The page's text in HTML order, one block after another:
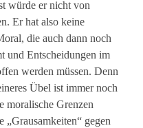
würde er nicht von
Er hat also keine
die auch dann noch
und Entscheidungen im
werden müssen. Denn
Übel ist immer noch
moralische Grenzen
„Grausamkeiten“ gegen